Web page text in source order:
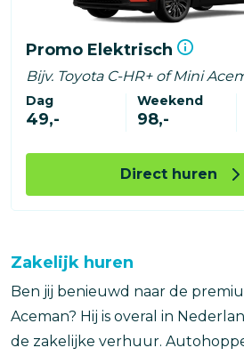
Promo Elektrisch
Bijv. Toyota C-HR+ of Mini
Dag
49,-
Weekend
98,-
Direct huren
Zakelijk huren
Ben jij benieuwd naar de
Aceman? Hij is overal in
de zakelijke verhuur.